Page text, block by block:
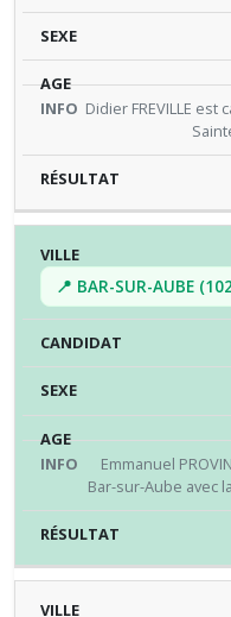
Didier FREVILLE
📍 BAR-SUR-AUBE
Emmanuel
Bar-sur-Aube avec